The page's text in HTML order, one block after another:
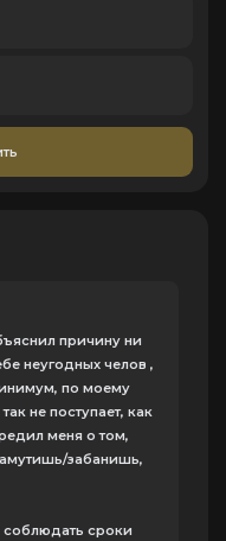
причину ни
неугодных челов ,
по моему
не поступает, как
меня о том,
забанишь,
соблюдать сроки